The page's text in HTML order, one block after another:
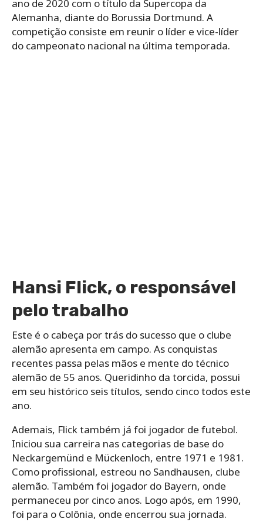
ano de 2020 com o título da Supercopa da
Alemanha, diante do Borussia Dortmund. A
competição consiste em reunir o líder e vice-líder
do campeonato nacional na última temporada.
Hansi Flick, o responsável
pelo trabalho
Este é o cabeça por trás do sucesso que o clube
alemão apresenta em campo. As conquistas
recentes passa pelas mãos e mente do técnico
alemão de 55 anos. Queridinho da torcida, possui
em seu histórico seis títulos, sendo cinco todos este
ano.
Ademais, Flick também já foi jogador de futebol.
Iniciou sua carreira nas categorias de base do
Neckargemünd e Mückenloch, entre 1971 e 1981.
Como profissional, estreou no Sandhausen, clube
alemão. Também foi jogador do Bayern, onde
permaneceu por cinco anos. Logo após, em 1990,
foi para o Colônia, onde encerrou sua jornada.